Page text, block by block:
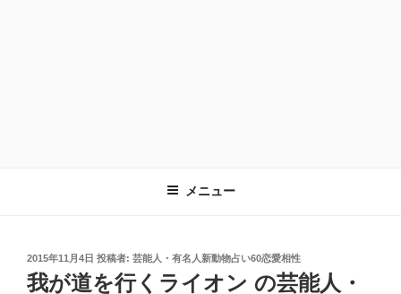
メニュー
投
稿
日:
2015年11月4日 投稿者: 芸能人・有名人新動物占い60恋愛相性
我が道を行くライオン の芸能人・